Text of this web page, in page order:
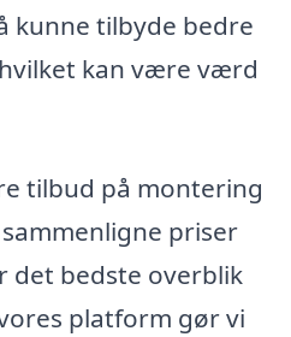
kunne tilbyde bedre
kan være værd
tilbud på montering
priser
det bedste overblik
platform gør vi